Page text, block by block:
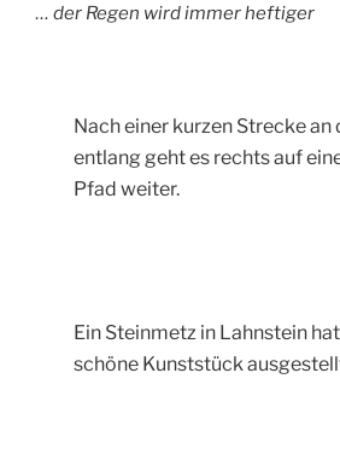
… der Regen wird immer heftiger
Nach einer kurzen Strecke an
entlang geht es rechts auf
Pfad weiter.
Ein Steinmetz in Lahnstein
schöne Kunststück